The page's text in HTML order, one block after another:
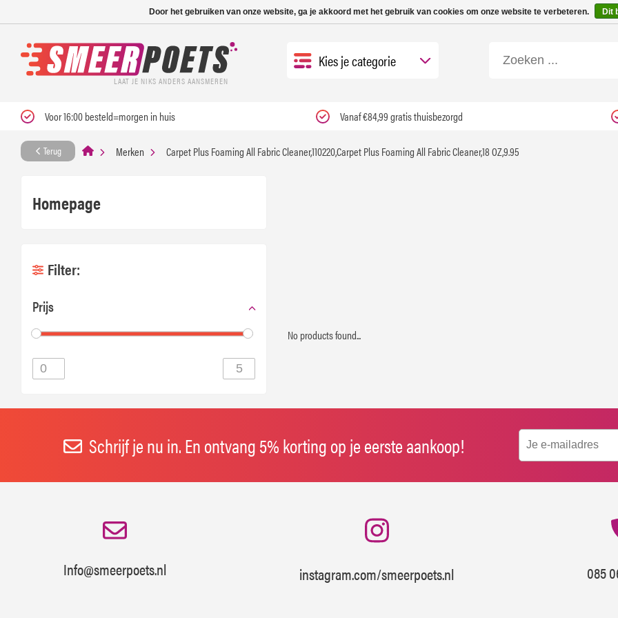
Nieuwe levertijd: 1 tot 3 werkdagen | Nu 25% korting op gehele assortiment Carfume met
LAAT JE NIKS ANDERS AANSMEREN
Kies je categorie
Voor 16:00 besteld=morgen in huis Vanaf €84,99 gratis thuisbezorgd
Terug Merken Carpet Plus Foaming All Fabric Cleaner,110220,Carpet Plus Foaming All Fabric Cleaner,18 OZ,9.95
Homepage
Filter:
Prijs
No products found...
Schrijf je nu in. En ontvang 5% korting op je eerste aankoop!
Info@smeerpoets.nl instagram.com/smeerpoets.nl 085
Door het gebruiken van onze website, ga je akkoord met het gebruik van cookies om onze website te verbeteren. Dit